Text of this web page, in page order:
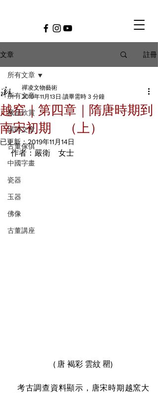
文章 註冊
所有文章
藏品欣賞
講師文章
古董傢俱
中國字畫
瓷器
玉器
佛像
古董講座
所有文章
越窑｜第四章｜隋唐時期到
南宋初期 （上）
禪凌文物藝術
2019年11月13日 讀畢需時 3 分鐘
已更新： 2019年11月14日
作者：嚴衛　女士
( 唐 褐彩 雲紋 罌)
考古調查資料顯示，唐宋時期越窯大